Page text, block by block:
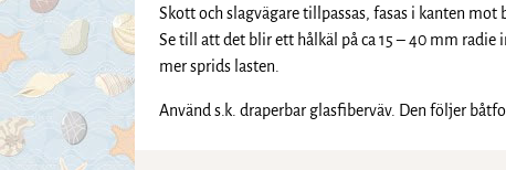
Skott och slagvägare tillpassas, fasas i kanten
Se till att det blir ett hålkäl på ca 15 – 40 mm
mer sprids lasten.
Använd s.k. draperbar glasfiberväv. Den följer